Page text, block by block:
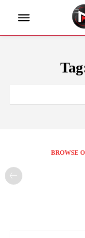
BROWSE